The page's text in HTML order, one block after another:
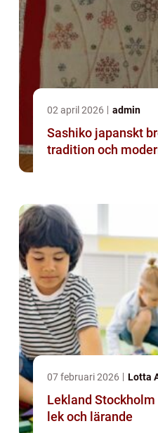
02 april 2026 admin
Sashiko japanskt broderi som förenar
tradition och
07 februari 2026 Lotta
Lekland
lek och lärande